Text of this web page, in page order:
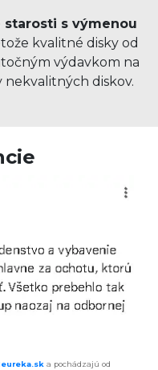
s výmenou
kvalitné disky od
výdavkom na
nekvalitných diskov.
a pochádzajú od